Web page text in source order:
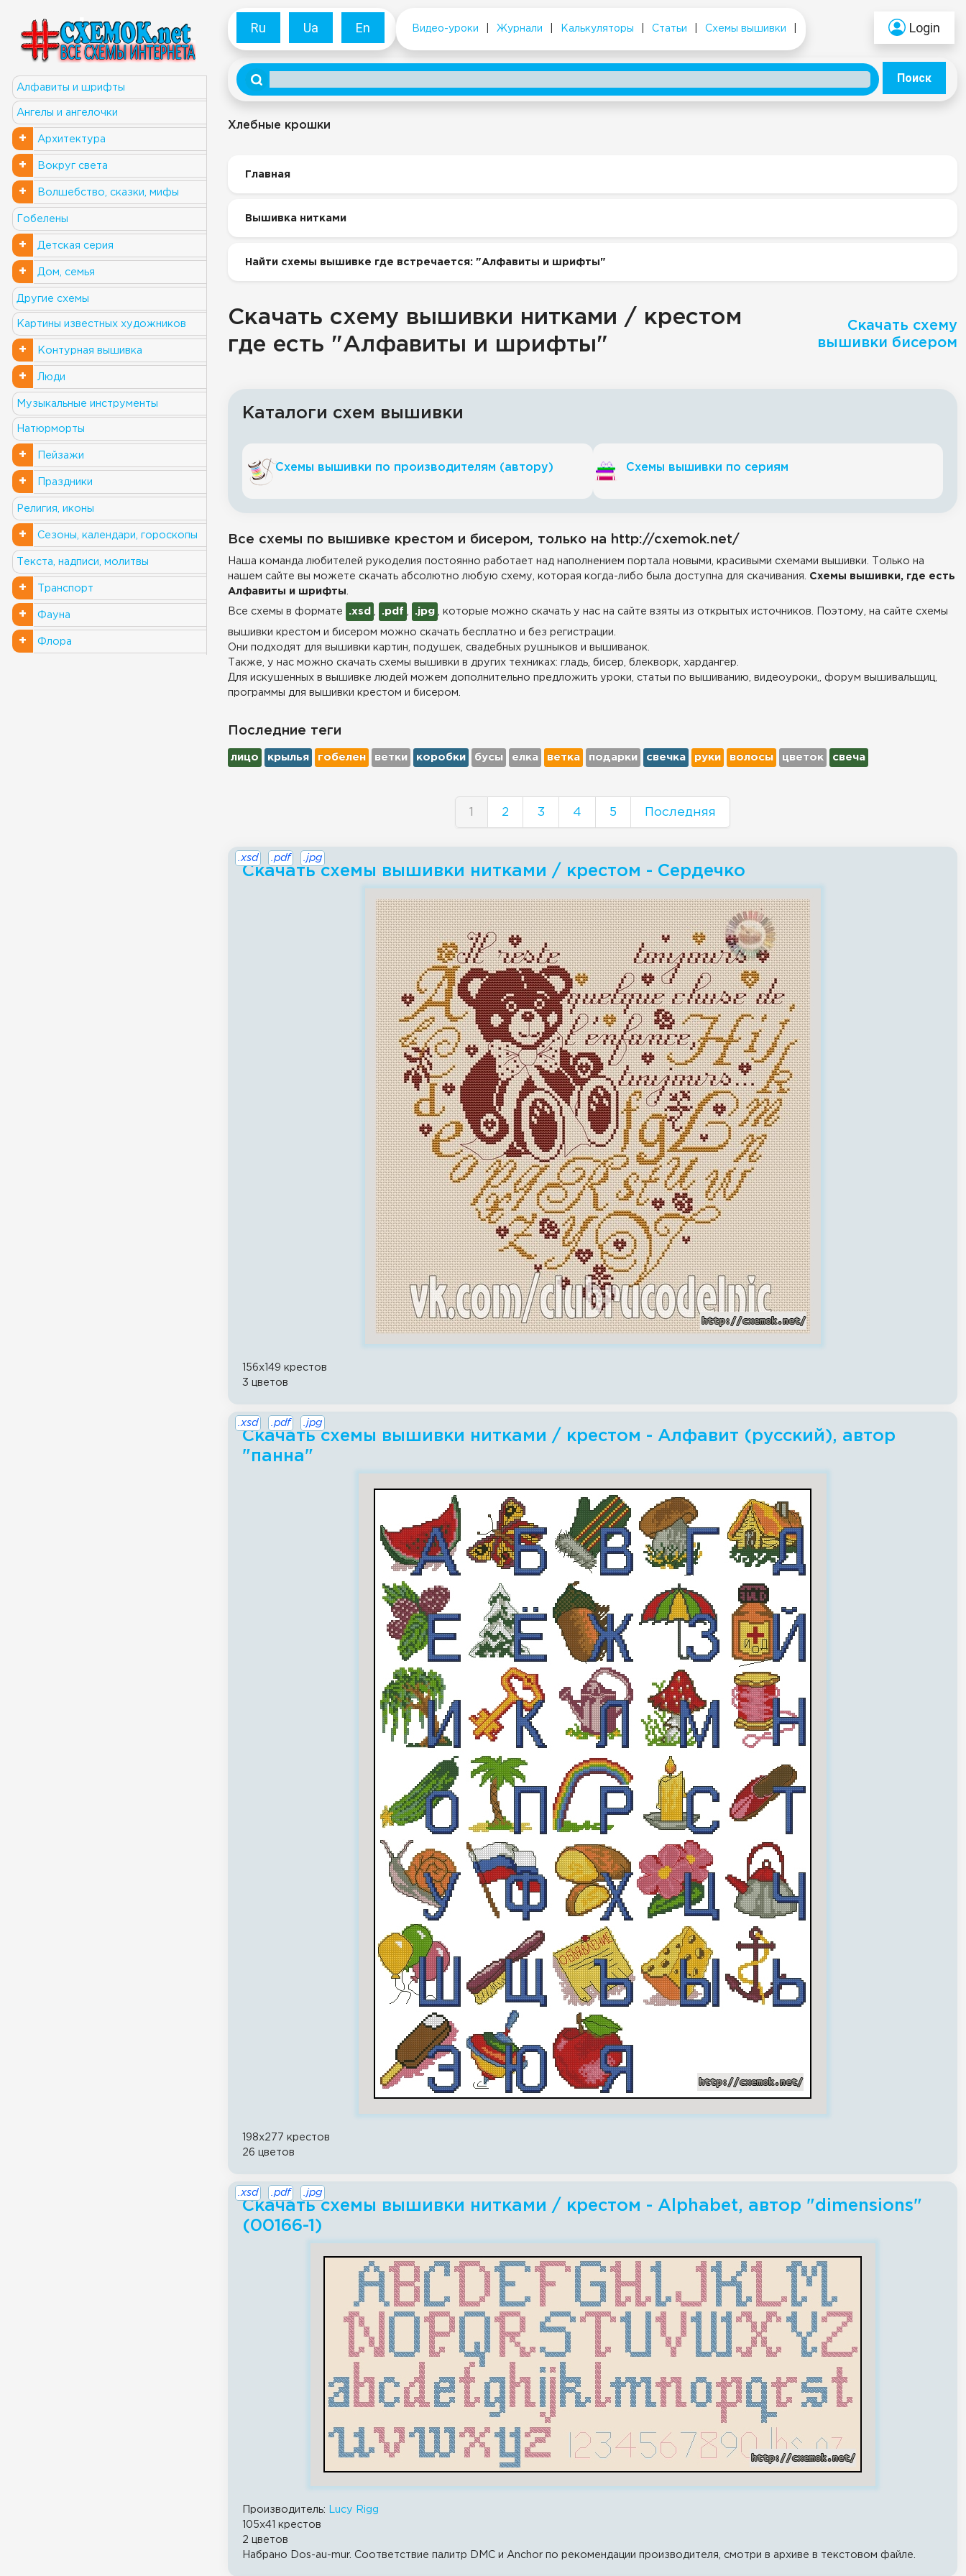
Алфавиты и шрифты
Ангелы и ангелочки
+ Архитектура
+ Вокруг света
+ Волшебство, сказки, мифы
Гобелены
+ Детская серия
+ Дом, семья
Другие схемы
Картины известных художников
+ Контурная вышивка
+ Люди
Музыкальные инструменты
Натюрморты
+ Пейзажи
+ Праздники
Религия, иконы
+ Сезоны, календари, гороскопы
Текста, надписи, молитвы
+ Транспорт
+ Фауна
+ Флора
Ru Ua En Видео-уроки Журнали Калькуляторы Статьи Схемы вышивки Login
Поиск
Хлебные крошки
Главная
Вышивка нитками
Найти схемы вышивке где встречается: "Алфавиты и шрифты"
Скачать схему вышивки нитками / крестом
где есть "Алфавиты и шрифты"
Скачать схему
вышивки бисером
Каталоги схем вышивки
Схемы вышивки по производителям (автору) Схемы вышивки по сериям
Все схемы по вышивке крестом и бисером, только на http://cxemok.net/
Наша команда любителей рукоделия постоянно работает над наполнением портала новыми, красивыми схемами вышивки. Только на
нашем сайте вы можете скачать абсолютно любую схему, которая когда-либо была доступна для скачивания. Схемы вышивки, где есть
Алфавиты и шрифты
Все схемы в формате .xsd .pdf .jpg , которые можно скачать у нас на сайте взяты из открытых источников. Поэтому, на сайте схемы
вышивки крестом и бисером можно скачать бесплатно и без регистрации.
Они подходят для вышивки картин, подушек, свадебных рушныков и вышиванок.
Также, у нас можно скачать схемы вышивки в других техниках: гладь, бисер, блекворк, хардангер.
Для искушенных в вышивке людей можем дополнительно предложить уроки, статьи по вышиванию, видеоуроки,, форум вышивальщиц,
программы для вышивки крестом и бисером.
Последние теги
лицо крылья гобелен ветки коробки бусы елка ветка подарки свечка руки волосы цветок свеча
1 2 3 4 5 Последняя
Скачать схемы вышивки нитками / крестом - Сердечко
.xsd .pdf .jpg
156x149 крестов
3 цветов
Скачать схемы вышивки нитками / крестом - Алфавит (русский), автор
"панна"
.xsd .pdf .jpg
198x277 крестов
26 цветов
Скачать схемы вышивки нитками / крестом - Alphabet, автор "dimensions"
(00166-1)
.xsd .pdf .jpg
Производитель:
Lucy Rigg
105x41 крестов
2 цветов
Набрано Dos-au-mur. Соответствие палитр DMC и Anсhor по рекомендации производителя, смотри в архиве в текстовом файле.